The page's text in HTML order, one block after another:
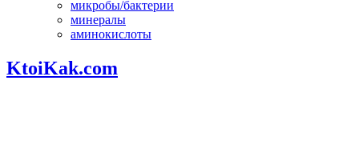
микробы/бактерии
минералы
аминокислоты
KtoiKak.com